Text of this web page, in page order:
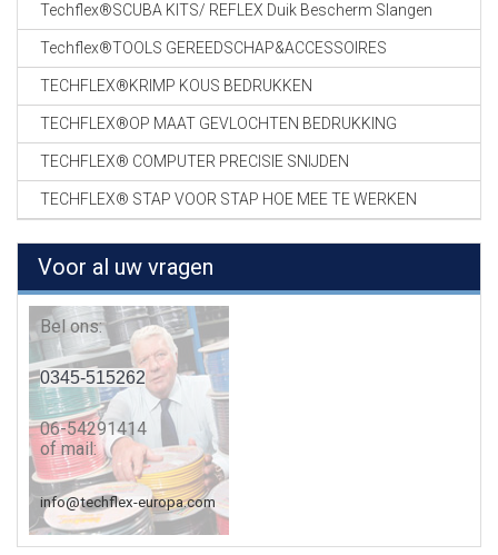
Techflex®SCUBA KITS/ REFLEX Duik Bescherm Slangen
Techflex®TOOLS GEREEDSCHAP&ACCESSOIRES
TECHFLEX®KRIMP KOUS BEDRUKKEN
TECHFLEX®OP MAAT GEVLOCHTEN BEDRUKKING
TECHFLEX® COMPUTER PRECISIE SNIJDEN
TECHFLEX® STAP VOOR STAP HOE MEE TE WERKEN
Voor al uw vragen
Bel ons:
0345-515262
06-54291414
of mail:
info@techflex-europa.com